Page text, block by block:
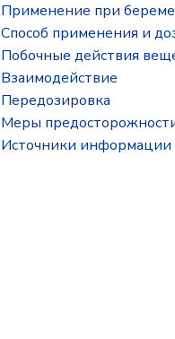
Применение при
Способ применения и
Побочные действия
Взаимодействие
Передозировка
Меры
Источники информации